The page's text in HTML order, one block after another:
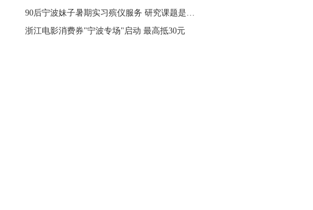
90后宁波妹子暑期实习殡仪服务 研究课题是…
浙江电影消费券"宁波专场"启动 最高抵30元